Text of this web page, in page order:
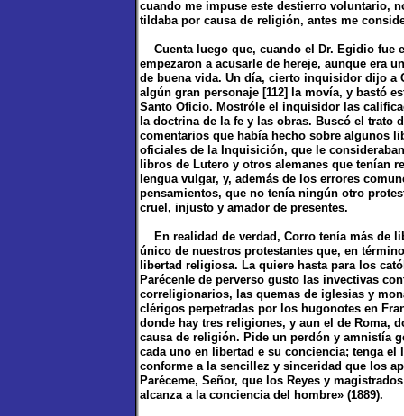
cuando me impuse este destierro voluntario,
tildaba por causa de religión, antes me
Cuenta luego que, cuando el Dr. Egidio fue
empezaron a acusarle de hereje, aunque era
de buena vida. Un día, cierto inquisidor dijo a
algún gran personaje [112] la movía, y bastó
Santo Oficio. Mostróle el inquisidor las
la doctrina de la fe y las obras. Buscó el trato
comentarios que había hecho sobre algunos
oficiales de la Inquisición, que le
libros de Lutero y otros alemanes que tenían
lengua vulgar, y, además de los errores
pensamientos, que no tenía ningún otro
cruel, injusto y amador de presentes.
En realidad de verdad, Corro tenía más de
único de nuestros protestantes que, en
libertad religiosa. La quiere hasta para los
Parécenle de perverso gusto las invectivas
correligionarios, las quemas de iglesias y
clérigos perpetradas por los hugonotes en
donde hay tres religiones, y aun el de Roma,
causa de religión. Pide un perdón y amnistía
cada uno en libertad e su conciencia; tenga
conforme a la sencillez y sinceridad que los
Paréceme, Señor, que los Reyes y
alcanza a la conciencia del hombre» (1889).